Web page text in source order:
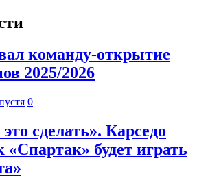
команду-открытие
2025/2026
0
сделать». Карседо
«Спартак» будет играть